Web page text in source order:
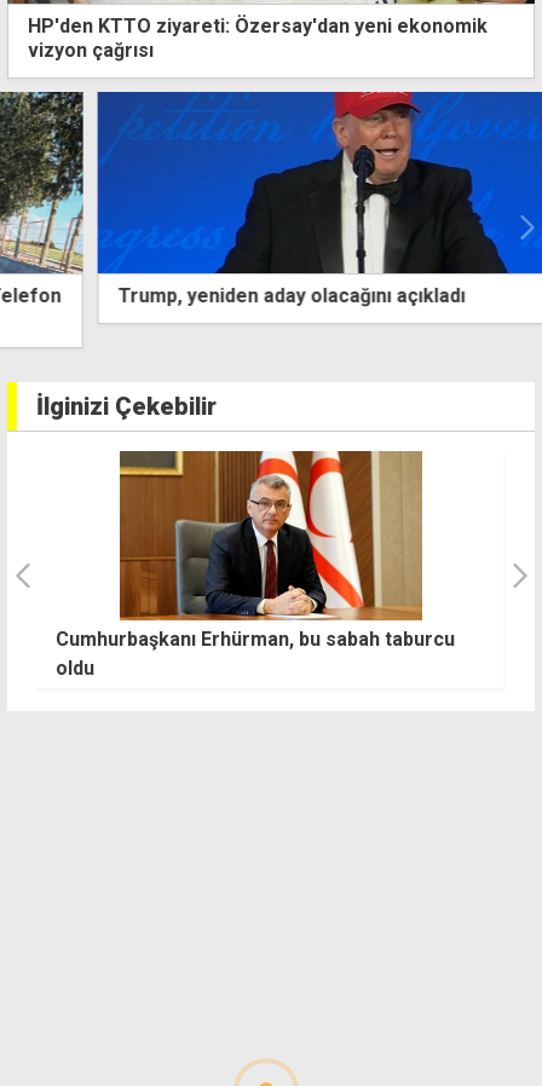
HP'den KTTO ziyareti: Özersay'dan yeni ekonomik
vizyon çağrısı
Trump, yeniden aday olacağını açıkladı
İlginizi Çekebilir
Cumhurbaşkanı Erhürman, bu sabah taburcu
oldu